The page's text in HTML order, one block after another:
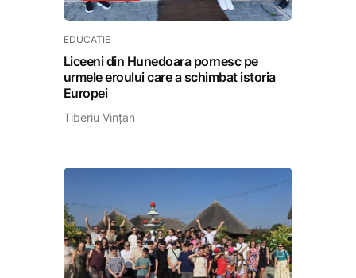
EDUCAȚIE
Liceeni din Hunedoara pornesc pe
urmele eroului care a schimbat istoria
Europei
Tiberiu Vințan